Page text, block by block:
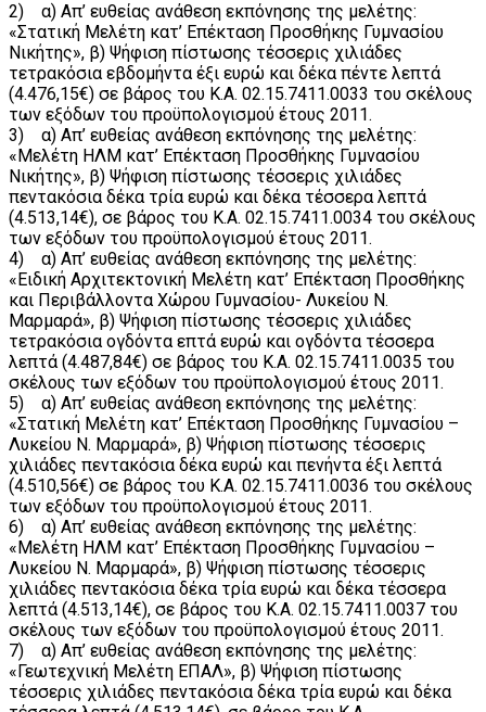
2) α) Απ’ ευθείας ανάθεση εκπόνησης της μελέτης:
«Στατική Μελέτη κατ’ Επέκταση Προσθήκης Γυμνασίου
Νικήτης», β) Ψήφιση πίστωσης τέσσερις χιλιάδες
τετρακόσια εβδομήντα έξι ευρώ και δέκα πέντε λεπτά
(4.476,15€) σε βάρος του Κ.Α. 02.15.7411.0033 του σκέλους
των εξόδων του προϋπολογισμού έτους 2011.
3) α) Απ’ ευθείας ανάθεση εκπόνησης της μελέτης:
«Μελέτη ΗΛΜ κατ’ Επέκταση Προσθήκης Γυμνασίου
Νικήτης», β) Ψήφιση πίστωσης τέσσερις χιλιάδες
πεντακόσια δέκα τρία ευρώ και δέκα τέσσερα λεπτά
(4.513,14€), σε βάρος του Κ.Α. 02.15.7411.0034 του σκέλους
των εξόδων του προϋπολογισμού έτους 2011.
4) α) Απ’ ευθείας ανάθεση εκπόνησης της μελέτης:
«Ειδική Αρχιτεκτονική Μελέτη κατ’ Επέκταση Προσθήκης
και Περιβάλλοντα Χώρου Γυμνασίου- Λυκείου Ν.
Μαρμαρά», β) Ψήφιση πίστωσης τέσσερις χιλιάδες
τετρακόσια ογδόντα επτά ευρώ και ογδόντα τέσσερα
λεπτά (4.487,84€) σε βάρος του Κ.Α. 02.15.7411.0035 του
σκέλους των εξόδων του προϋπολογισμού έτους 2011.
5) α) Απ’ ευθείας ανάθεση εκπόνησης της μελέτης:
«Στατική Μελέτη κατ’ Επέκταση Προσθήκης Γυμνασίου –
Λυκείου Ν. Μαρμαρά», β) Ψήφιση πίστωσης τέσσερις
χιλιάδες πεντακόσια δέκα ευρώ και πενήντα έξι λεπτά
(4.510,56€) σε βάρος του Κ.Α. 02.15.7411.0036 του σκέλους
των εξόδων του προϋπολογισμού έτους 2011.
6) α) Απ’ ευθείας ανάθεση εκπόνησης της μελέτης:
«Μελέτη ΗΛΜ κατ’ Επέκταση Προσθήκης Γυμνασίου –
Λυκείου Ν. Μαρμαρά», β) Ψήφιση πίστωσης τέσσερις
χιλιάδες πεντακόσια δέκα τρία ευρώ και δέκα τέσσερα
λεπτά (4.513,14€), σε βάρος του Κ.Α. 02.15.7411.0037 του
σκέλους των εξόδων του προϋπολογισμού έτους 2011.
7) α) Απ’ ευθείας ανάθεση εκπόνησης της μελέτης:
«Γεωτεχνική Μελέτη ΕΠΑΛ», β) Ψήφιση πίστωσης
τέσσερις χιλιάδες πεντακόσια δέκα τρία ευρώ και δέκα